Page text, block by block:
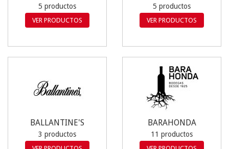
5 productos
VER PRODUCTOS
5 productos
VER PRODUCTOS
BALLANTINE'S
3 productos
BARAHONDA
11 productos